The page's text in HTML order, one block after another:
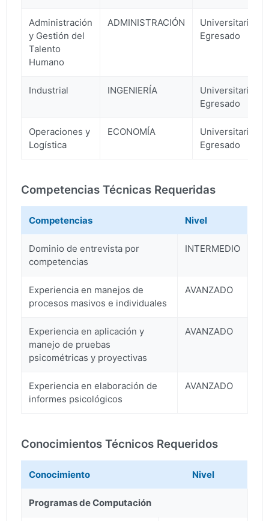
Administración
y Gestión del
Talento
Humano
ADMINISTRACIÓN
Universitario
Egresado
Industrial INGENIERÍA
Universitario
Egresado
Operaciones y
Logística
ECONOMÍA
Universitario
Egresado
Competencias Técnicas Requeridas
Competencias Nivel
Dominio de entrevista por
competencias
INTERMEDIO
Experiencia en manejos de
procesos masivos e individuales
AVANZADO
Experiencia en aplicación y
manejo de pruebas
psicométricas y proyectivas
AVANZADO
Experiencia en elaboración de
informes psicológicos
AVANZADO
Conocimientos Técnicos Requeridos
Conocimiento Nivel
Programas de Computación